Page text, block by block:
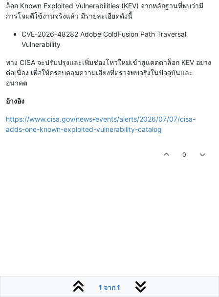
ล็อก Known Exploited Vulnerabilities (KEV) จากหลักฐานที่พบว่ามี
การโจมตีใช้งานจริงแล้ว มีรายละเอียดดังนี้
CVE-2026-48282 Adobe ColdFusion Path Traversal
Vulnerability
ทาง CISA จะปรับปรุงและเพิ่มช่องโหว่ใหม่เข้าสู่แคตตาล็อก KEV อย่าง
ต่อเนื่อง เพื่อให้ครอบคลุมความเสี่ยงที่ตรวจพบจริงในปัจจุบันและ
อนาคต
อ้างอิง
https://www.cisa.gov/news-events/alerts/2026/07/07/cisa-
adds-one-known-exploited-vulnerability-catalog
0
1 จาก 1